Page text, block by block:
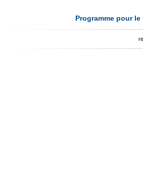
Programme pour